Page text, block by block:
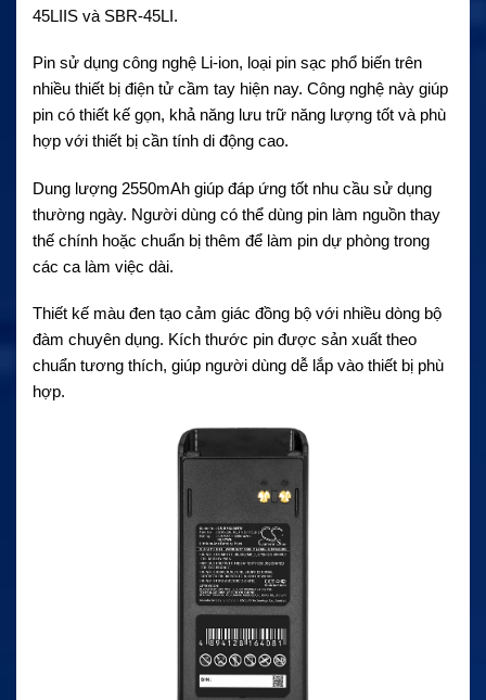
45LIIS và SBR-45LI.
Pin sử dụng công nghệ Li-ion, loại pin sạc phổ biến trên
nhiều thiết bị điện tử cầm tay hiện nay. Công nghệ này giúp
pin có thiết kế gọn, khả năng lưu trữ năng lượng tốt và phù
hợp với thiết bị cần tính di động cao.
Dung lượng 2550mAh giúp đáp ứng tốt nhu cầu sử dụng
thường ngày. Người dùng có thể dùng pin làm nguồn thay
thế chính hoặc chuẩn bị thêm để làm pin dự phòng trong
các ca làm việc dài.
Thiết kế màu đen tạo cảm giác đồng bộ với nhiều dòng bộ
đàm chuyên dụng. Kích thước pin được sản xuất theo
chuẩn tương thích, giúp người dùng dễ lắp vào thiết bị phù
hợp.